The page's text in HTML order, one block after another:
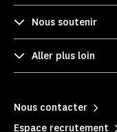
Nous soutenir
Aller plus loin
Nous contacter
Espace recrutement